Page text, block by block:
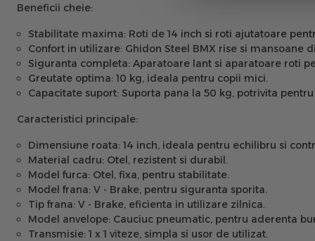
Beneficii cheie:
Stabilitate maxima: Roti de 14 inch si roti ajutatoare
Confort in utilizare: Ghidon Steel BMX rise si mansoane
Siguranta completa: Aparatoare lant si aparatoare roti
Greutate optima: 10 kg, ideala pentru copii mici.
Capacitate suport: Suporta pana la 50 kg, potrivita
Caracteristici principale:
Dimensiune roata: 14 inch, ideala pentru echilibru si
Material cadru: Otel, rezistent si durabil.
Model furca: Otel, fixa, pentru stabilitate.
Model frana: V - Brake, pentru siguranta sporita.
Tip frana: V - Brake, eficienta in utilizare zilnica.
Model anvelope: Cauciuc pneumatic, pentru aderenta
Transmisie: 1 x 1 viteze, simpla si usor de utilizat.